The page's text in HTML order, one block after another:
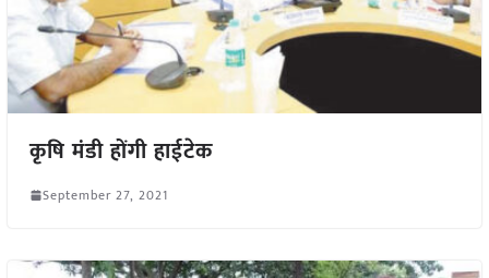
कृषि मंडी होंगी हाईटेक
September 27, 2021